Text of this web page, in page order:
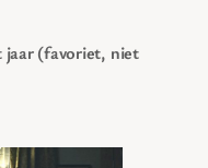
jaar (favoriet, niet